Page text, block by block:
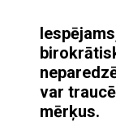
var
mērķus.